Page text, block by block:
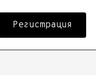
Регистрация